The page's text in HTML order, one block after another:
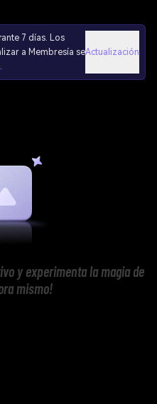
7 días. Los
a Membresía seActualización
y experimenta la magia de
mismo!